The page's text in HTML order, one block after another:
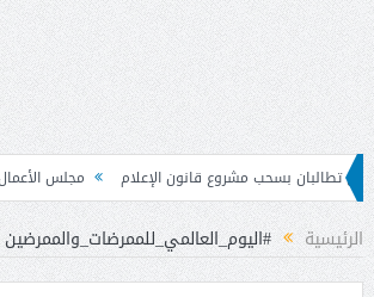
الإعلام مجلس الأعمال اللبناني – السوري تابع
الرئيسية #اليوم_العالمي_للممرضات_والممرضين